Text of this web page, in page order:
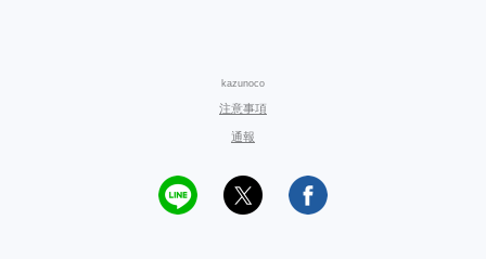
kazunoco
注意事項
通報